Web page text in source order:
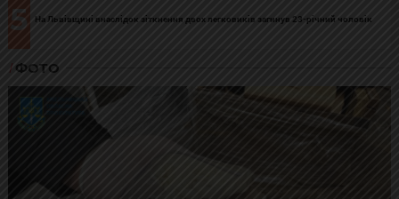
5 На Львівщині внаслідок зіткнення двох легковиків загинув 23-річний чоловік
ФОТО